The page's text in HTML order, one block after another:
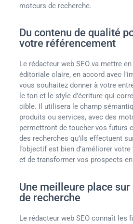
moteurs de recherche.
Du contenu de qualité
votre référencement
Le rédacteur web SEO va mettre
éditoriale claire, en accord avec
vous souhaitez donner à votre
le ton et le style d’écriture qui
cible. Il utilisera le champ
produits ou services, avec des
permettront de toucher vos futurs
des recherches qu’ils effectuent
l’objectif est bien d’améliorer
et de transformer vos prospects
Une meilleure place
de recherche
Le rédacteur web SEO connaît les